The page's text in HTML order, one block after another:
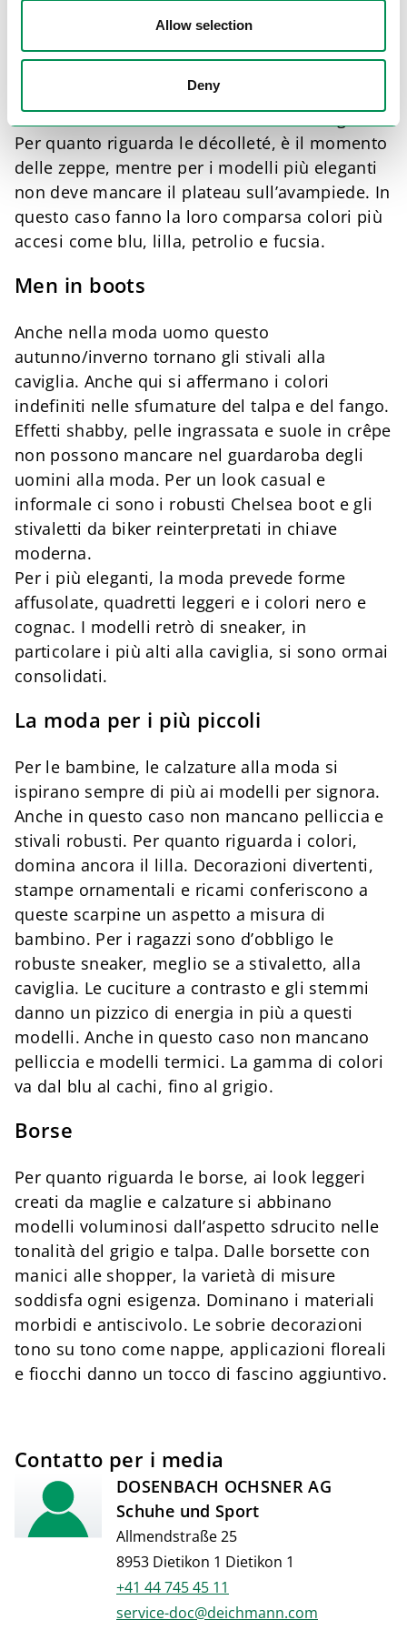
Allow selection
Deny
Nonostante il predominio degli stivali, non
mancano naturalmente nemmeno décolleté e
ballerine. Per essere alla moda però, entrambe
devono essere dotate di fascia sulla caviglia.
Per quanto riguarda le décolleté, è il momento
delle zeppe, mentre per i modelli più eleganti
non deve mancare il plateau sull’avampiede. In
questo caso fanno la loro comparsa colori più
accesi come blu, lilla, petrolio e fucsia.
Men in boots
Anche nella moda uomo questo
autunno/inverno tornano gli stivali alla
caviglia. Anche qui si affermano i colori
indefiniti nelle sfumature del talpa e del fango.
Effetti shabby, pelle ingrassata e suole in crêpe
non possono mancare nel guardaroba degli
uomini alla moda. Per un look casual e
informale ci sono i robusti Chelsea boot e gli
stivaletti da biker reinterpretati in chiave
moderna.
Per i più eleganti, la moda prevede forme
affusolate, quadretti leggeri e i colori nero e
cognac. I modelli retrò di sneaker, in
particolare i più alti alla caviglia, si sono ormai
consolidati.
La moda per i più piccoli
Per le bambine, le calzature alla moda si
ispirano sempre di più ai modelli per signora.
Anche in questo caso non mancano pelliccia e
stivali robusti. Per quanto riguarda i colori,
domina ancora il lilla. Decorazioni divertenti,
stampe ornamentali e ricami conferiscono a
queste scarpine un aspetto a misura di
bambino. Per i ragazzi sono d’obbligo le
robuste sneaker, meglio se a stivaletto, alla
caviglia. Le cuciture a contrasto e gli stemmi
danno un pizzico di energia in più a questi
modelli. Anche in questo caso non mancano
pelliccia e modelli termici. La gamma di colori
va dal blu al cachi, fino al grigio.
Borse
Per quanto riguarda le borse, ai look leggeri
creati da maglie e calzature si abbinano
modelli voluminosi dall’aspetto sdrucito nelle
tonalità del grigio e talpa. Dalle borsette con
manici alle shopper, la varietà di misure
soddisfa ogni esigenza. Dominano i materiali
morbidi e antiscivolo. Le sobrie decorazioni
tono su tono come nappe, applicazioni floreali
e fiocchi danno un tocco di fascino aggiuntivo.
Contatto per i media
DOSENBACH OCHSNER AG
Schuhe und Sport
Allmendstraße 25
8953 Dietikon 1 Dietikon 1
+41 44 745 45 11
service-doc@deichmann.com